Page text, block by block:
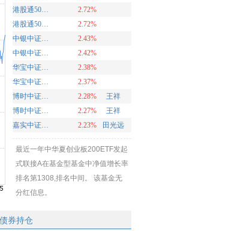
港股通50ETF联接C
2.72%
港股通50ETF联接A
2.72%
中银中证100ETF联接基金C
2.43%
中银中证100ETF联接基金A
2.42%
华宝中证智能制造主题ETF发起式联接A
2.38%
华宝中证智能制造主题ETF发起式联接C
2.37%
博时中证油气资源ETF发起式联接C
2.28%
王祥
博时中证油气资源ETF发起式联接A
2.27%
王祥
嘉实中证软件服务ETF联接A
2.23% 田光远
最近一年中华夏创业板200ETF发起
式联接A在基金型基金中净值增长率
排名第1308,排名中间。 该基金无
分红信息。
券持仓